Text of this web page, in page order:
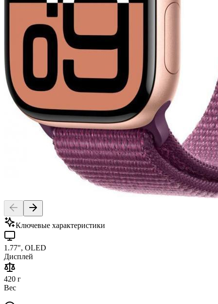
Ключевые характеристики
1.77", OLED
Дисплей
420 г
Вес